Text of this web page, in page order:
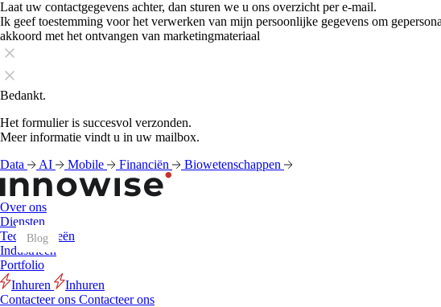
Laat uw contactgegevens achter, dan sturen we u ons overzicht per e-mail.
Ik geef toestemming voor het verwerken van mijn persoonlijke gegevens om
akkoord met het ontvangen van marketingmateriaal
Bedankt.
Het formulier is succesvol verzonden.
Meer informatie vindt u in uw mailbox.
Data
AI Mobile Financiën Biowetenschappen
Over ons
Diensten
Technologieën
Industrieën
Portfolio
Inhuren
Inhuren
Contacteer ons Contacteer ons
Blog
Blog
Blog
Blog
Blog
Blog
Blog
Blog
Blog
Blog
Blog
Blog